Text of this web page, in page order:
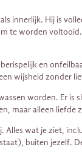
innerlijk. Hij is
te worden
en
wijsheid zonder
worden. Er
maar alleen liefde
Alles wat je ziet,
buiten jezelf.